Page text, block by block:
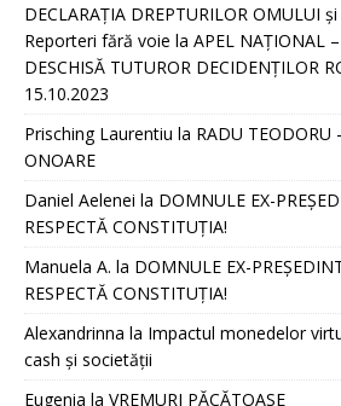
DECLARAȚIA DREPTURILOR OMULUI
Reporteri fără voie la APEL NAȚIONAL –
DESCHISĂ TUTUROR DECIDENȚILOR
15.10.2023
Prisching Laurentiu la RADU TEODORU
ONOARE
Daniel Aelenei la DOMNULE EX-
RESPECTĂ CONSTITUȚIA!
Manuela A. la DOMNULE EX-
RESPECTĂ CONSTITUȚIA!
Alexandrinna la Impactul monedelor
cash și societății
Eugenia la VREMURI PĂCĂTOASE